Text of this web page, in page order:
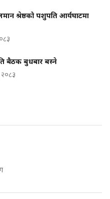
श्रेष्ठको पशुपति आर्यघाटमा
बैठक बुधबार बस्ने